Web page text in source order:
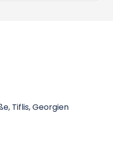
Tiflis, Georgien